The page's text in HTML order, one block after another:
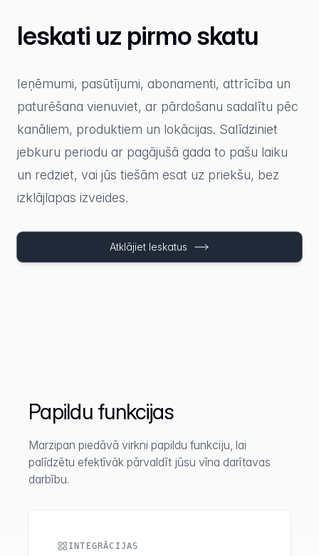
Ieskati uz pirmo skatu
Ieņēmumi, pasūtījumi, abonamenti, attrīcība un
paturēšana vienuviet, ar pārdošanu sadalītu pēc
kanāliem, produktiem un lokācijas. Salīdziniet
jebkuru periodu ar pagājušā gada to pašu laiku
un redziet, vai jūs tiešām esat uz priekšu, bez
izklājlapas izveides.
Atklājiet Ieskatus
Papildu funkcijas
Marzipan piedāvā virkni papildu funkciju, lai
palīdzētu efektīvāk pārvaldīt jūsu vīna darītavas
darbību.
INTEGRĀCIJAS